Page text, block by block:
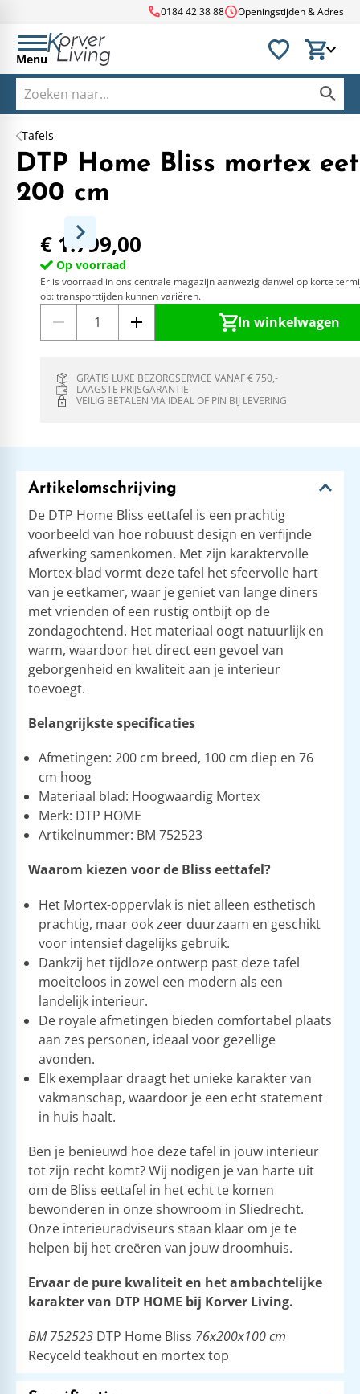
call0184 42 38 88scheduleOpeningstijden & Adres
Menu
Tafels
DTP Home Bliss mortex
200 cm
€ 1.799,00
Op voorraad
Er is voorraad in ons centrale magazijn aanwezig danwel op korte
op: transporttijden kunnen variëren.
In winkelwagen
GRATIS LUXE BEZORGSERVICE VANAF € 750,-
LAAGSTE PRIJSGARANTIE
VEILIG BETALEN VIA IDEAL OF PIN BIJ LEVERING
Artikelomschrijving
De DTP Home Bliss eettafel is een prachtig
voorbeeld van hoe robuust design en verfijnde
afwerking samenkomen. Met zijn karaktervolle
Mortex-blad vormt deze tafel het sfeervolle hart
van je eetkamer, waar je geniet van lange diners
met vrienden of een rustig ontbijt op de
zondagochtend. Het materiaal oogt natuurlijk en
warm, waardoor het direct een gevoel van
geborgenheid en kwaliteit aan je interieur
toevoegt.
Belangrijkste specificaties
Afmetingen: 200 cm breed, 100 cm diep en 76
cm hoog
Materiaal blad: Hoogwaardig Mortex
Merk: DTP HOME
Artikelnummer: BM 752523
Waarom kiezen voor de Bliss eettafel?
Het Mortex-oppervlak is niet alleen esthetisch
prachtig, maar ook zeer duurzaam en geschikt
voor intensief dagelijks gebruik.
Dankzij het tijdloze ontwerp past deze tafel
moeiteloos in zowel een modern als een
landelijk interieur.
De royale afmetingen bieden comfortabel plaats
aan zes personen, ideaal voor gezellige
avonden.
Elk exemplaar draagt het unieke karakter van
vakmanschap, waardoor je een echt statement
in huis haalt.
Ben je benieuwd hoe deze tafel in jouw interieur
tot zijn recht komt? Wij nodigen je van harte uit
om de Bliss eettafel in het echt te komen
bewonderen in onze showroom in Sliedrecht.
Onze interieuradviseurs staan klaar om je te
helpen bij het creëren van jouw droomhuis.
Ervaar de pure kwaliteit en het ambachtelijke
karakter van DTP HOME bij Korver Living.
BM 752523 DTP Home Bliss 76x200x100 cm
Recyceld teakhout en mortex top